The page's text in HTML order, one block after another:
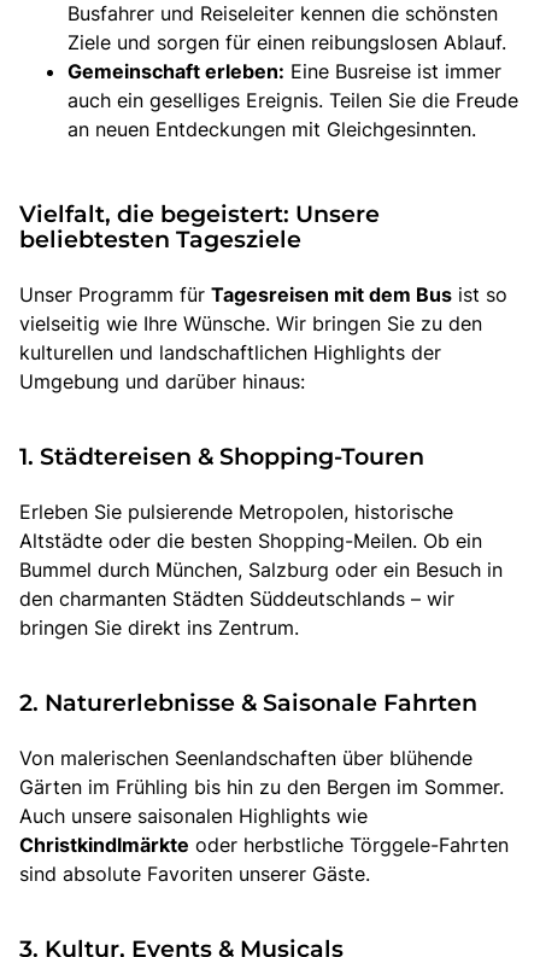
Busfahrer und Reiseleiter kennen die schönsten
Ziele und sorgen für einen reibungslosen Ablauf.
Gemeinschaft erleben: Eine Busreise ist immer
auch ein geselliges Ereignis. Teilen Sie die Freude
an neuen Entdeckungen mit Gleichgesinnten.
Vielfalt, die begeistert: Unsere
beliebtesten Tagesziele
Unser Programm für Tagesreisen mit dem Bus ist so
vielseitig wie Ihre Wünsche. Wir bringen Sie zu den
kulturellen und landschaftlichen Highlights der
Umgebung und darüber hinaus:
1. Städtereisen & Shopping-Touren
Erleben Sie pulsierende Metropolen, historische
Altstädte oder die besten Shopping-Meilen. Ob ein
Bummel durch München, Salzburg oder ein Besuch in
den charmanten Städten Süddeutschlands – wir
bringen Sie direkt ins Zentrum.
2. Naturerlebnisse & Saisonale Fahrten
Von malerischen Seenlandschaften über blühende
Gärten im Frühling bis hin zu den Bergen im Sommer.
Auch unsere saisonalen Highlights wie
Christkindlmärkte oder herbstliche Törggele-Fahrten
sind absolute Favoriten unserer Gäste.
3. Kultur, Events & Musicals